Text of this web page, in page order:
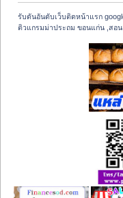
รับดันอันดับเว็บติดหน้าแรก
ติวแกรมม่าประถม ขอนแก่น ,สอ